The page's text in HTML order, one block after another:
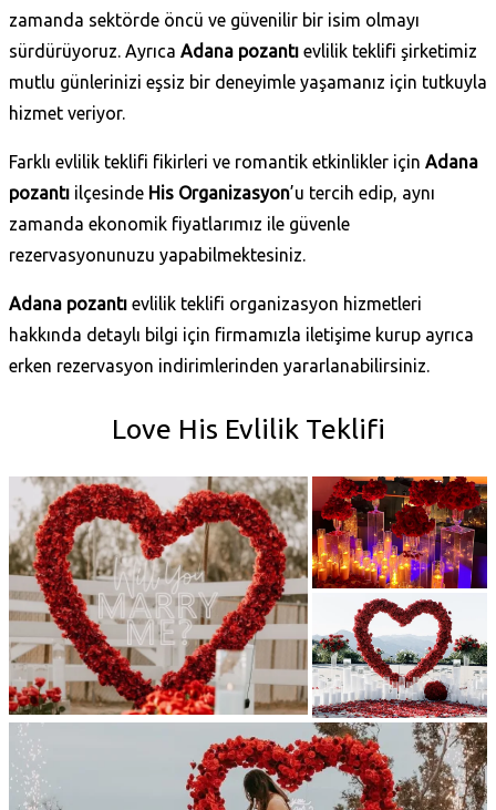
zamanda sektörde öncü ve güvenilir bir isim olmayı
sürdürüyoruz. Ayrıca Adana pozantı evlilik teklifi şirketimiz
mutlu günlerinizi eşsiz bir deneyimle yaşamanız için tutkuyla
hizmet veriyor.
Farklı evlilik teklifi fikirleri ve romantik etkinlikler için Adana
pozantı ilçesinde His Organizasyon’u tercih edip, aynı
zamanda ekonomik fiyatlarımız ile güvenle
rezervasyonunuzu yapabilmektesiniz.
Adana pozantı evlilik teklifi organizasyon hizmetleri
hakkında detaylı bilgi için firmamızla iletişime kurup ayrıca
erken rezervasyon indirimlerinden yararlanabilirsiniz.
Love His Evlilik Teklifi